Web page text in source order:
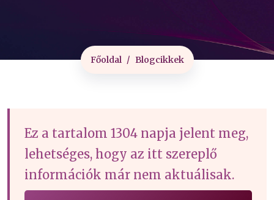
Főoldal Blogcikkek
Ez a tartalom 1304 napja jelent meg,
lehetséges, hogy az itt szereplő
információk már nem aktuálisak.